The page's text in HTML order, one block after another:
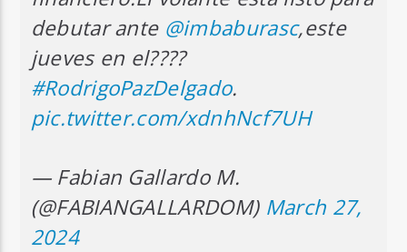
debutar ante @imbaburasc,este
jueves en el????
#RodrigoPazDelgado.
pic.twitter.com/xdnhNcf7UH
— Fabian Gallardo M.
(@FABIANGALLARDOM) March 27,
2024